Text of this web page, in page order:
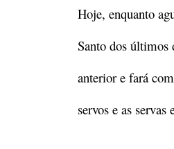
Hoje, enquanto
Santo dos últimos
anterior e fará
servos e as